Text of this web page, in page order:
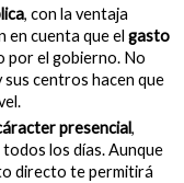
, con la ventaja
en cuenta que el gasto
por el gobierno. No
centros hacen que
presencial,
los días. Aunque
directo te permitirá